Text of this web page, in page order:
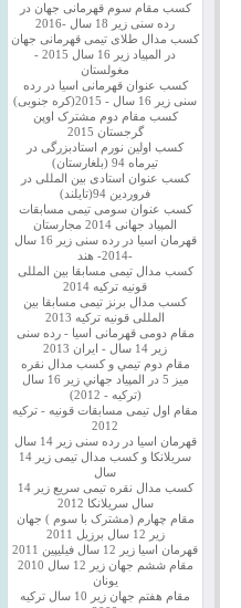
کسب مقام سوم قهرمانی جهان در
رده سنی زیر 18 سال -2016
کسب مدال طلای تیمی قهرمانی جهان
در المپیاد زیر 16 سال 2015 -
مغولستان
کسب عنوان قهرمانی اسیا در رده
سنی زیر 16 سال - 2015(کره جنوبی)
کسب مقام دوم مشترک اوپن
گرجستان 2015
کسب اولین نورم استادبزرگی در
تیرماه 94 (بلغارستان)
کسب عنوان استادی بین المللی در
فروردین 94(تایلند)
کسب عنوان سومی تیمی مسابقات
المپیاد جهانی 2014 مجارستان
قهرمان اسیا در رده سنی زیر 16 سال
-2014- هند
کسب مدال تیمی مسابقا بین المللی
قونیه ترکیه 2014
کسب مدال برنز تیمی مسابقا بین
المللی قونیه ترکیه 2013
مقام دومی قهرمانی اسیا - رده سنی
زیر 14 سال - ایران 2013
مقام دوم تيمي و كسب مدال نقره
ميز 5 در المپياد جهاني زير 16 سال
(تركيه - 2012)
مقام اول تیمی مسابقات قونیه - ترکیه
2012
قهرمان اسیا در رده سنی زیر 14 سال
سريلانكا و کسب مدال تیمی زیر 14
سال
کسب مدال نقره تیمی سریع زیر 14
سال سریلانکا 2012
مقام چهارم (مشترک با سوم ) جهان
زیر 12 سال برزیل 2011
قهرمان اسيا زير 12 سال فیلیپین 2011
مقام ششم جهان زیر 12 سال 2010
یونان
مقام هفتم جهان زیر 10 سال ترکیه